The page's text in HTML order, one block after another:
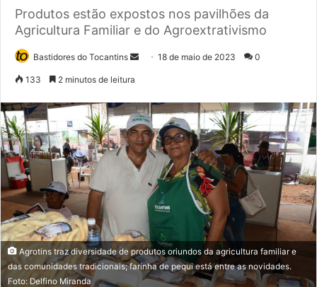
Produtos estão expostos nos pavilhões da
Agricultura Familiar e do Agroextrativismo
Bastidores do Tocantins
d
e
u
m
i
l
18 de maio de 2023 0
133 2 minutos de leitura
Agrotins traz diversidade de produtos oriundos da agricultura familiar e
das comunidades tradicionais; farinha de pequi está entre as novidades.
Foto: Delfino Miranda